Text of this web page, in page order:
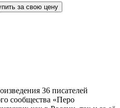
за свою цену
36 писателей
сообщества «Перо